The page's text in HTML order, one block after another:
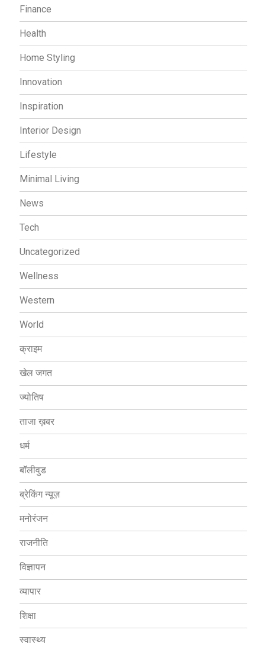
Finance
Health
Home Styling
Innovation
Inspiration
Interior Design
Lifestyle
Minimal Living
News
Tech
Uncategorized
Wellness
Western
World
क्राइम
खेल जगत
ज्योतिष
ताजा ख़बर
धर्म
बॉलीवुड
ब्रेकिंग न्यूज़
मनोरंजन
राजनीति
विज्ञापन
व्यापार
शिक्षा
स्वास्थ्य